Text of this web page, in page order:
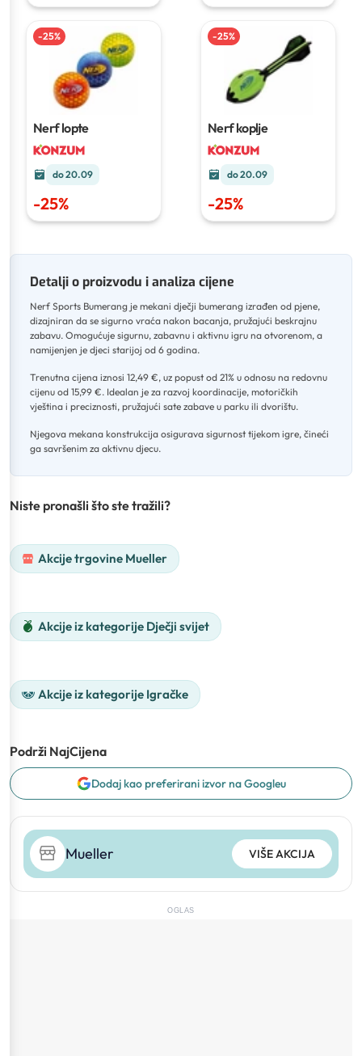
-25%
Nerf lopte
do 20.09
-25%
-25%
Nerf koplje
do 20.09
-25%
Detalji o proizvodu i analiza cijene
Nerf Sports Bumerang je mekani dječji bumerang izrađen od pjene,
dizajniran da se sigurno vraća nakon bacanja, pružajući beskrajnu
zabavu. Omogućuje sigurnu, zabavnu i aktivnu igru na otvorenom, a
namijenjen je djeci starijoj od 6 godina.
Trenutna cijena iznosi 12,49 €, uz popust od 21% u odnosu na redovnu
cijenu od 15,99 €. Idealan je za razvoj koordinacije, motoričkih
vještina i preciznosti, pružajući sate zabave u parku ili dvorištu.
Njegova mekana konstrukcija osigurava sigurnost tijekom igre, čineći
ga savršenim za aktivnu djecu.
Niste pronašli što ste tražili?
Akcije trgovine Mueller
Akcije iz kategorije Dječji svijet
Akcije iz kategorije Igračke
Podrži NajCijena
Dodaj kao preferirani izvor na Googleu
Mueller VIŠE AKCIJA
OGLAS